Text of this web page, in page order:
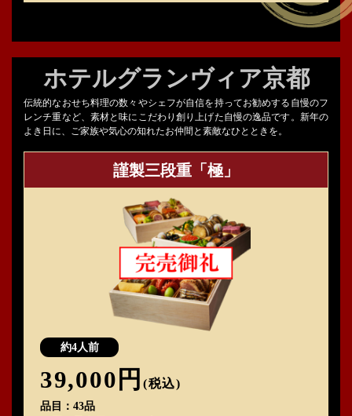
ホテルグランヴィア京都
伝統的なおせち料理の数々やシェフが自信を持ってお勧めする自慢のフ
レンチ重など、素材と味にこだわり創り上げた自慢の逸品です。新年の
よき日に、ご家族や気心の知れたお仲間と素敵なひとときを。
謹製三段重「極」
約4人前
品目
43品
39,000円 (税込)